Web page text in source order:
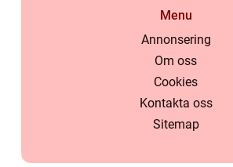
Menu
Annonsering
Om oss
Cookies
Kontakta oss
Sitemap